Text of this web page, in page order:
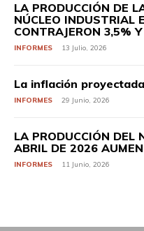
LA PRODUCCIÓN DE
NÚCLEO INDUSTRIAL
CONTRAJERON 3,5%
INFORMES 13 Julio, 2026
La inflación
INFORMES 29 Junio, 2026
LA PRODUCCIÓN DEL
ABRIL DE 2026
INFORMES 11 Junio, 2026